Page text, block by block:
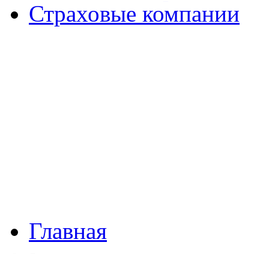
Страховые компании
Главная